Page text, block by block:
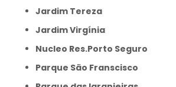
Jardim Tereza
Jardim Virgínia
Nucleo Res.Porto Seguro
Parque São Franscisco